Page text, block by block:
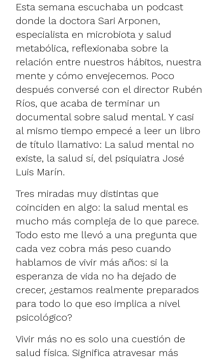
Esta semana escuchaba un podcast
donde la doctora Sari Arponen,
especialista en microbiota y salud
metabólica, reflexionaba sobre la
relación entre nuestros hábitos, nuestra
mente y cómo envejecemos. Poco
después conversé con el director Rubén
Ríos, que acaba de terminar un
documental sobre salud mental. Y casi
al mismo tiempo empecé a leer un libro
de título llamativo: La salud mental no
existe, la salud sí, del psiquiatra José
Luis Marín.
Tres miradas muy distintas que
coinciden en algo: la salud mental es
mucho más compleja de lo que parece.
Todo esto me llevó a una pregunta que
cada vez cobra más peso cuando
hablamos de vivir más años: si la
esperanza de vida no ha dejado de
crecer, ¿estamos realmente preparados
para todo lo que eso implica a nivel
psicológico?
Vivir más no es solo una cuestión de
salud física. Significa atravesar más